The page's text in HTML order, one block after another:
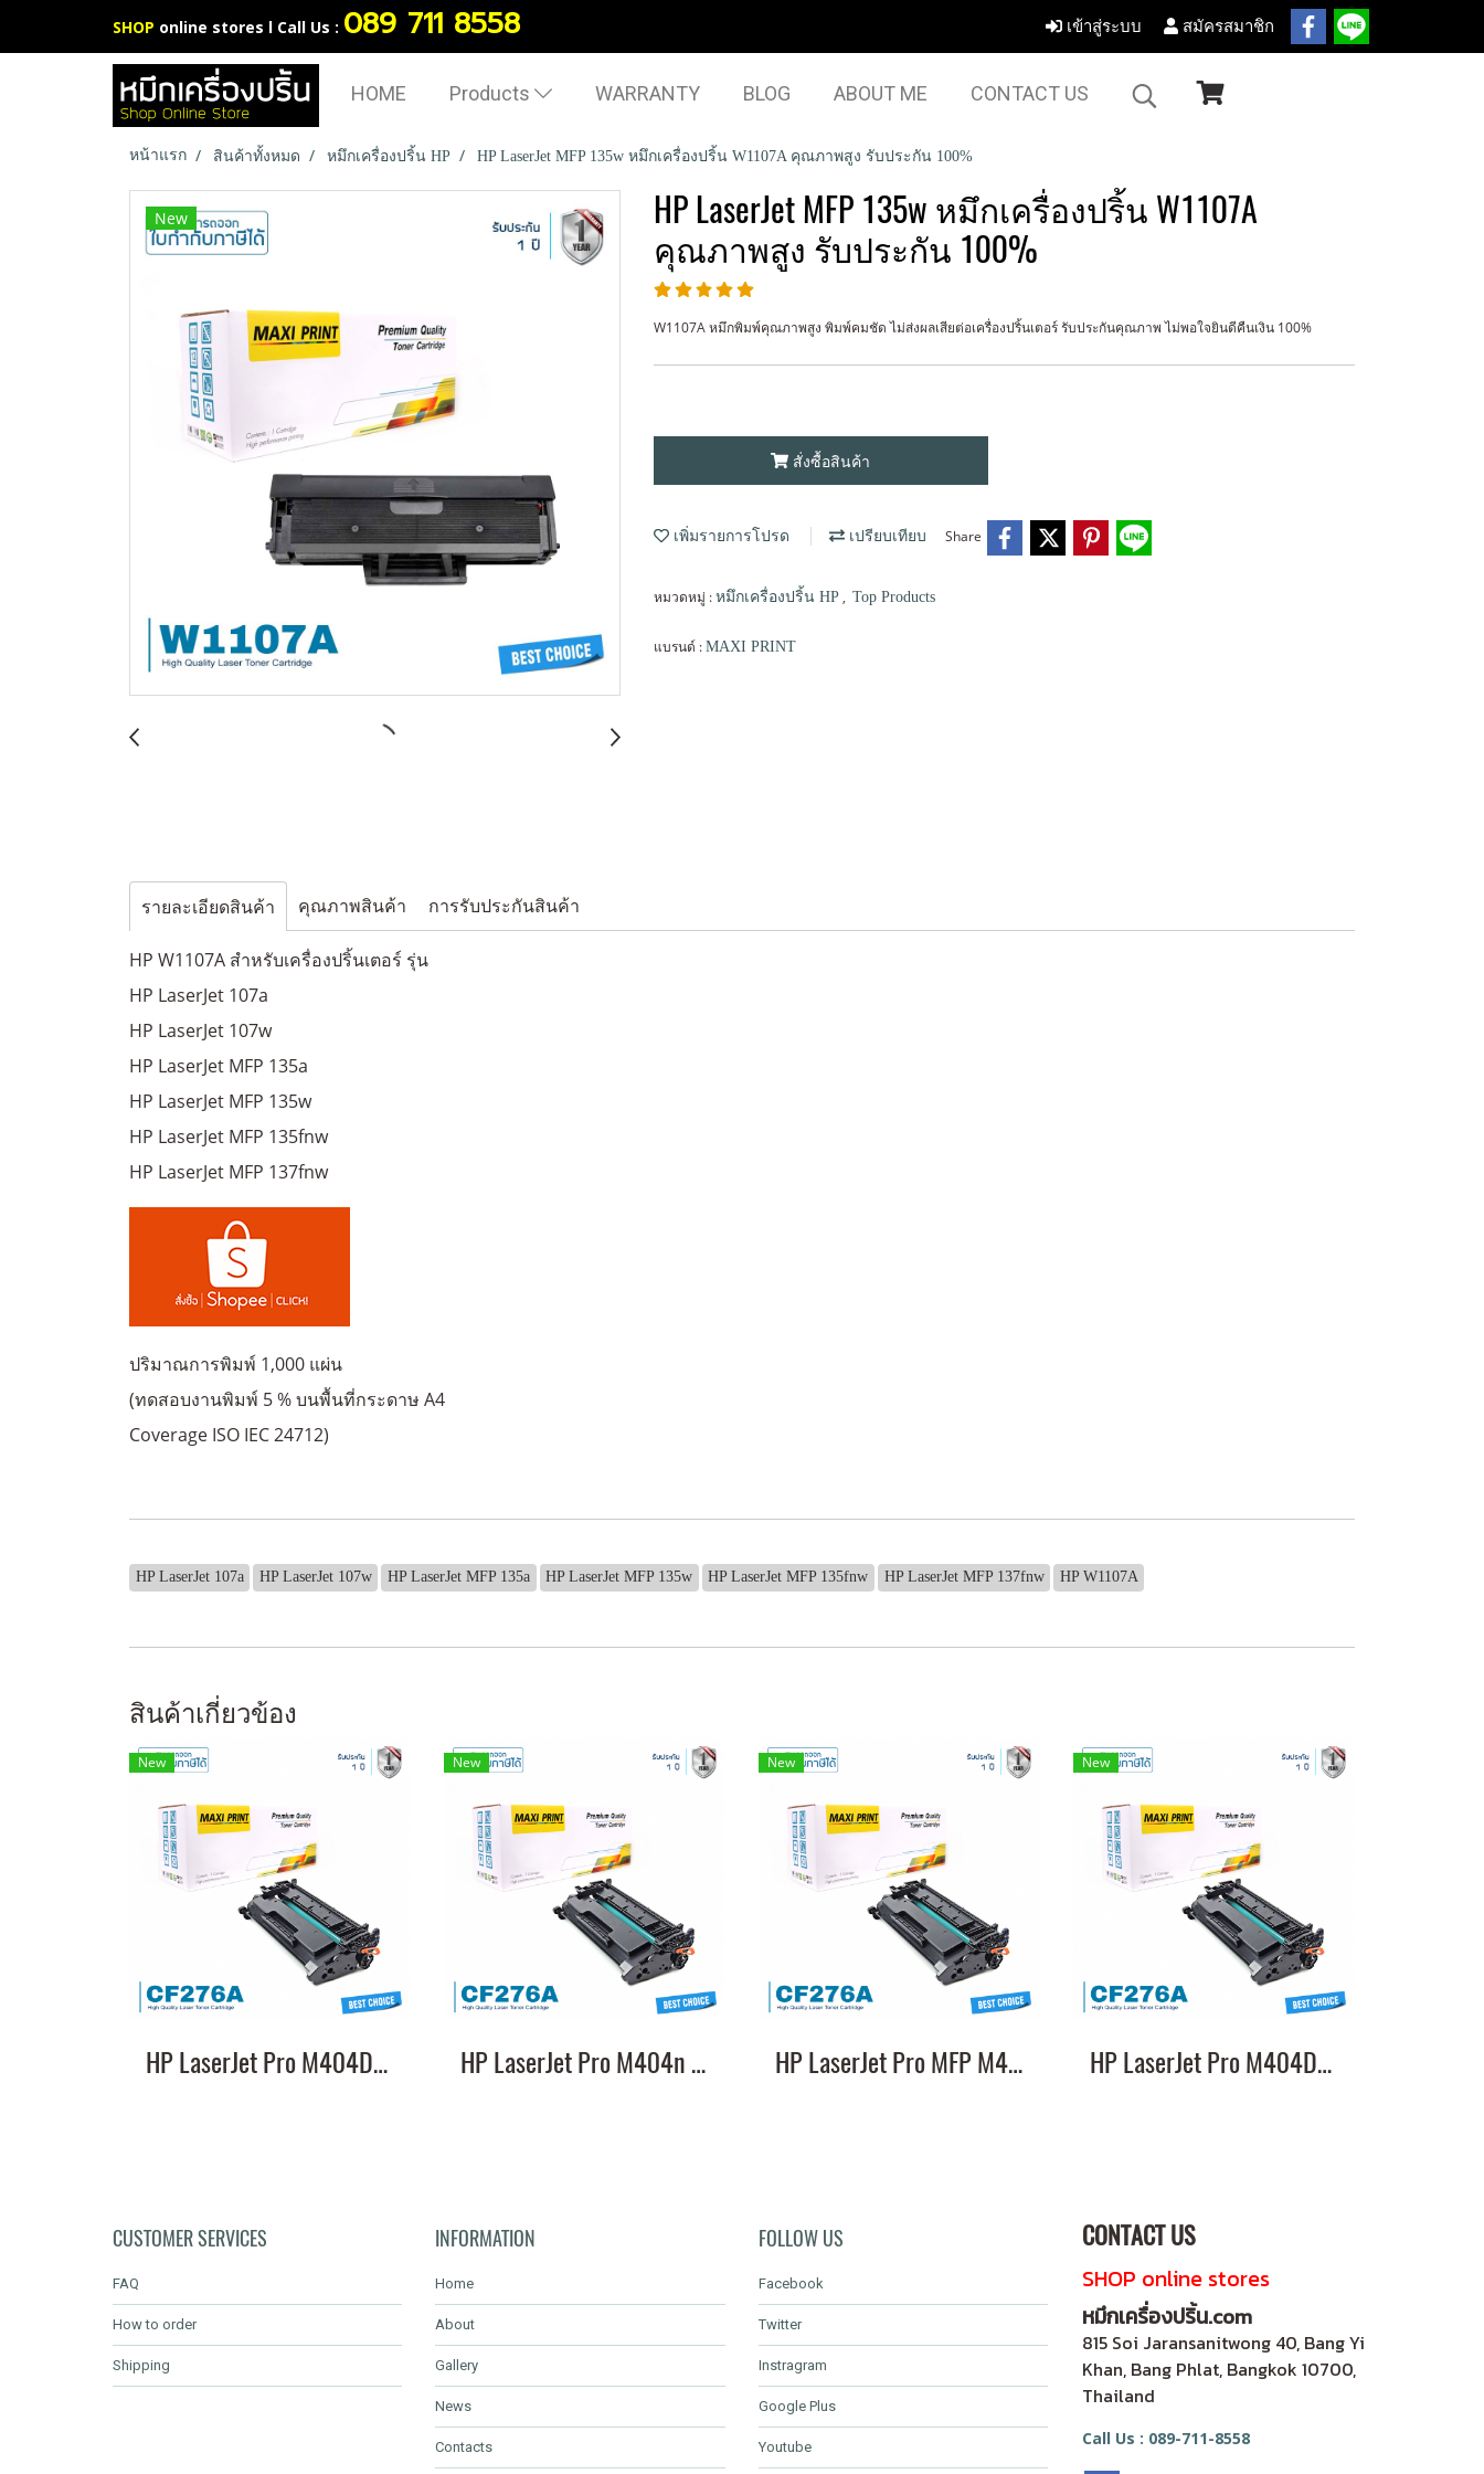
SHOP online stores l Call Us : 089 711 8558 เข้าสู่ระบบ สมัครสมาชิก
HOME Products WARRANTY BLOG ABOUT ME CONTACT US
หน้าแรก สินค้าทั้งหมด หมึกเครื่องปริ้น HP HP LaserJet MFP 135w หมึกเครื่องปริ้น W1107A คุณภาพสูง รับประกัน 100%
New
HP LaserJet MFP 135w หมึกเครื่องปริ้น W1107A
คุณภาพสูง รับประกัน 100%
W1107A หมึกพิมพ์คุณภาพสูง พิมพ์คมชัด ไม่ส่งผลเสียต่อเครื่องปริ้นเตอร์ รับประกันคุณภาพ ไม่พอใจยินดีคืนเงิน 100%
สั่งซื้อสินค้า
เพิ่มรายการโปรด เปรียบเทียบ Share
หมวดหมู่ : หมึกเครื่องปริ้น HP , Top Products
แบรนด์ : MAXI PRINT
รายละเอียดสินค้า คุณภาพสินค้า การรับประกันสินค้า
HP W1107A สำหรับเครื่องปริ้นเตอร์ รุ่น
HP LaserJet 107a
HP LaserJet 107w
HP LaserJet MFP 135a
HP LaserJet MFP 135w
HP LaserJet MFP 135fnw
HP LaserJet MFP 137fnw
ปริมาณการพิมพ์ 1,000 แผ่น
(ทดสอบงานพิมพ์ 5 % บนพื้นที่กระดาษ A4
Coverage ISO IEC 24712)
HP LaserJet 107a HP LaserJet 107w HP LaserJet MFP 135a HP LaserJet MFP 135w HP LaserJet MFP 135fnw HP LaserJet MFP 137fnw HP W1107A
สินค้าเกี่ยวข้อง
New
HP LaserJet Pro M404Dn หมึกเครื่องปริ้น CF276A คุณภาพสูง พิมพ์คมชัด ส่งฟรี
New
HP LaserJet Pro M404n หมึกเครื่องปริ้น CF276A คุณภาพสูง พิมพ์คมชัด ส่งฟรี
New
HP LaserJet Pro MFP M428Dw หมึกเครื่องปริ้น CF276A คุณภาพสูง พิมพ์คมชัด ส่งฟรี
New
HP LaserJet Pro M404Dw หมึกเครื่องปริ้น CF276A คุณภาพสูง พิมพ์คมชัด ส่งฟรี
CUSTOMER SERVICES
FAQ
How to order
Shipping
INFORMATION
Home
About
Gallery
News
Contacts
FOLLOW US
Facebook
Twitter
Instragram
Google Plus
Youtube
CONTACT US
SHOP online stores
หมึกเครื่องปริ้น.com
815 Soi Jaransanitwong 40, Bang Yi
Khan, Bang Phlat, Bangkok 10700,
Thailand
Call Us : 089-711-8558